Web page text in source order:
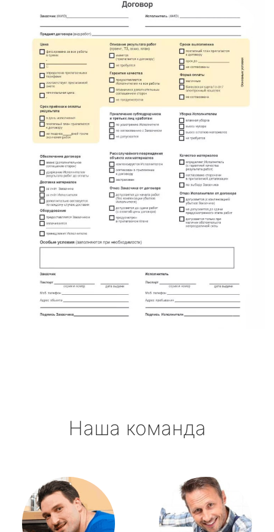
метро Маяковская
метро Площадь Революции
метро Проспект Вернадского
метро Планерная
метро Новые Черёмушки
метро Петровско-Разумовская
метро Новокузнецкая
метро Партизанская
метро Румянцево
метро Полежаевская
метро Первомайская
метро Пушкинская
метро Проспект Мира
Наша команда